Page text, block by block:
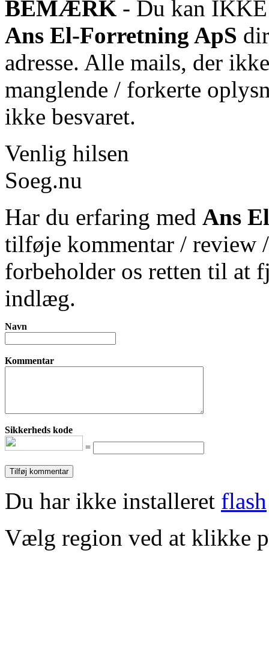
BEMÆRK - Du kan IKKE
Ans El-Forretning ApS
adresse. Alle mails, der
manglende / forkerte
ikke besvaret.
Venlig hilsen
Soeg.nu
Har du erfaring med Ans
tilføje kommentar / review
forbeholder os retten til at
indlæg.
Navn
Kommentar
Sikkerheds kode
=
Du har ikke installeret flash
Vælg region ved at klikke